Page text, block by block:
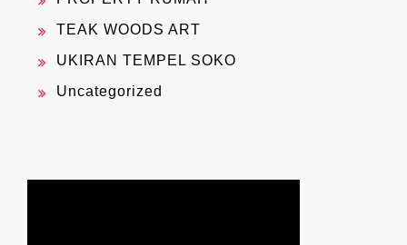
TEAK WOODS ART
UKIRAN TEMPEL SOKO
Uncategorized